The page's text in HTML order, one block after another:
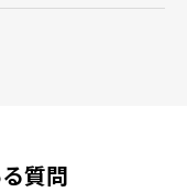
質問